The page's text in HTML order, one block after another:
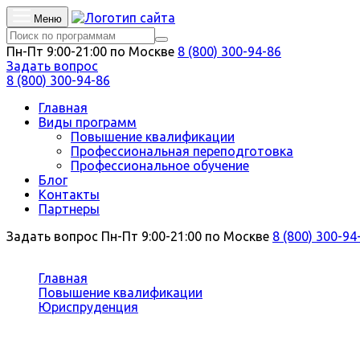
Меню
Пн-Пт 9:00-21:00 по Москве 8 (800) 300-94-86
Задать вопрос
8 (800) 300-94-86
Главная
Виды программ
Повышение квалификации
Профессиональная переподготовка
Профессиональное обучение
Блог
Контакты
Партнеры
Задать вопрос Пн-Пт 9:00-21:00 по Москве 8 (800) 300-
Главная
Повышение квалификации
Юриспруденция